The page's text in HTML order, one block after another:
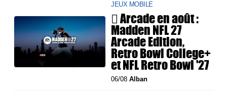
JEUX MOBILE
 Arcade en août :
Madden NFL 27
Arcade Edition,
Retro Bowl College+
et NFL Retro Bowl '27
06/08Alban